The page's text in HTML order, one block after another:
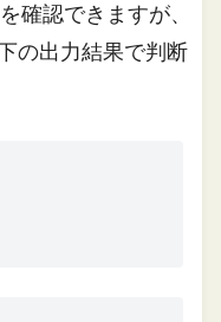
確認できますが、
の出力結果で判断